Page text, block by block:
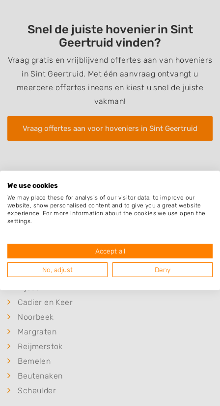
Snel de juiste hovenier in Sint
Geertruid vinden?
Vraag gratis en vrijblijvend offertes aan van hoveniers
in Sint Geertruid. Met één aanvraag ontvangt u
meerdere offertes ineens en kiest u snel de juiste
vakman!
Vraag offertes aan voor hoveniers in Sint Geertruid
Plaatsen in de buurt
Mheer
Gronsveld
Banholt
Cadier en Keer
Noorbeek
Margraten
Reijmerstok
Bemelen
Beutenaken
Scheulder
We use cookies
We may place these for analysis of our visitor data, to improve our
website, show personalised content and to give you a great website
experience. For more information about the cookies we use open the
settings.
Accept all
No, adjust Deny